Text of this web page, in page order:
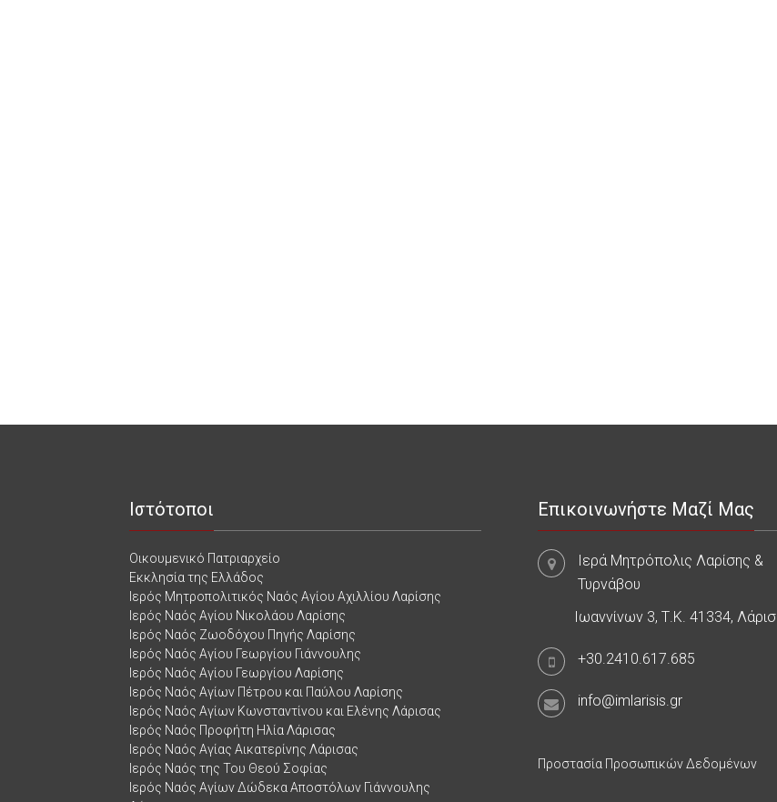
Ιστότοποι
Οικουμενικό Πατριαρχείο
Εκκλησία της Ελλάδος
Ιερός Μητροπολιτικός Ναός Αγίου Αχιλλίου Λαρίσης
Ιερός Ναός Αγίου Νικολάου Λαρίσης
Ιερός Ναός Ζωοδόχου Πηγής Λαρίσης
Ιερός Ναός Αγίου Γεωργίου Γιάννουλης
Ιερός Ναός Αγίου Γεωργίου Λαρίσης
Ιερός Ναός Αγίων Πέτρου και Παύλου Λαρίσης
Ιερός Ναός Αγίων Κωνσταντίνου και Ελένης Λάρισας
Ιερός Ναός Προφήτη Ηλία Λάρισας
Ιερός Ναός Αγίας Αικατερίνης Λάρισας
Ιερός Ναός της Του Θεού Σοφίας
Ιερός Ναός Αγίων Δώδεκα Αποστόλων Γιάννουλης
Επικοινωνήστε Μαζί Μας
Ιερά Μητρόπολις Λαρίσης &
Τυρνάβου
Ιωαννίνων 3, Τ.Κ. 41334,
+30.2410.617.685
info@imlarisis.gr
Προστασία Προσωπικών Δεδομένων